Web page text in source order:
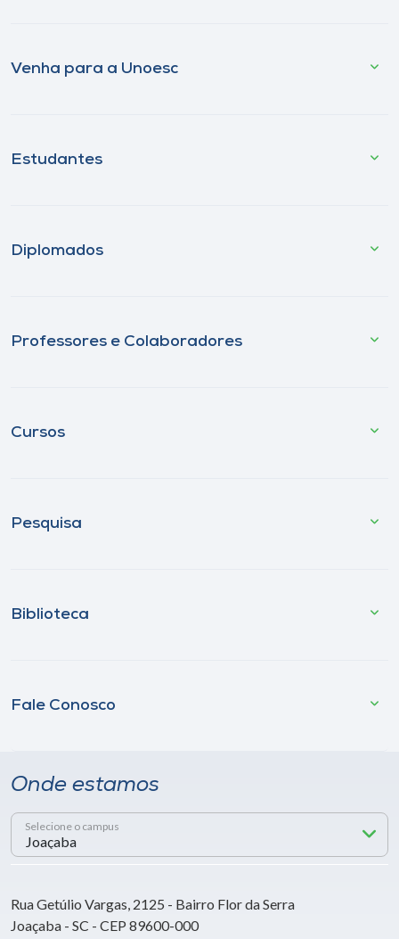
Venha para a Unoesc
Estudantes
Diplomados
Professores e Colaboradores
Cursos
Pesquisa
Biblioteca
Fale Conosco
Onde estamos
Selecione o campus
Rua Getúlio Vargas, 2125 - Bairro Flor da Serra
Joaçaba - SC - CEP 89600-000